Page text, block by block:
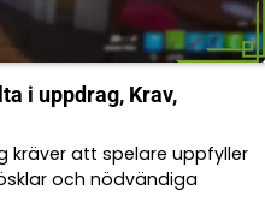
i uppdrag, Krav,
kräver att spelare uppfyller
och nödvändiga